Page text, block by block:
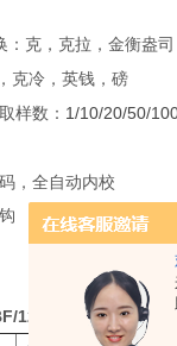
：克，克拉，金衡盎司
克冷，英钱，磅
样数： 1/10/20/
，全自动内校
120g/0.1mg全自动内